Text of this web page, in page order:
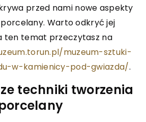
przed nami nowe aspekty
Warto odkryć jej
ten temat przeczytasz na
muzeum-sztuki-
w-kamienicy-pod-gwiazda/.
techniki tworzenia